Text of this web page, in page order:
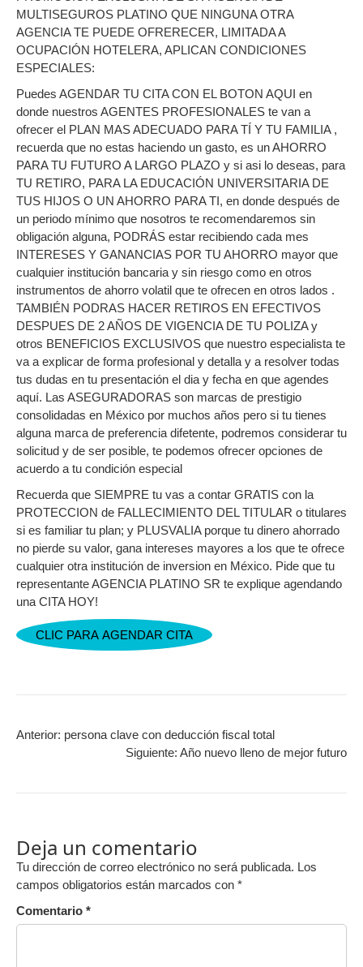
MULTISEGUROS PLATINO QUE NINGUNA OTRA
AGENCIA TE PUEDE OFRERECER, LIMITADA A
OCUPACIÓN HOTELERA, APLICAN CONDICIONES
ESPECIALES:
Puedes AGENDAR TU CITA CON EL BOTON AQUI en
donde nuestros AGENTES PROFESIONALES te van a
ofrecer el PLAN MAS ADECUADO PARA TÍ Y TU FAMILIA ,
recuerda que no estas haciendo un gasto, es un AHORRO
PARA TU FUTURO A LARGO PLAZO y si asi lo deseas, para
TU RETIRO, PARA LA EDUCACIÓN UNIVERSITARIA DE
TUS HIJOS O UN AHORRO PARA TI, en donde después de
un periodo mínimo que nosotros te recomendaremos sin
obligación alguna, PODRÁS estar recibiendo cada mes
INTERESES Y GANANCIAS POR TU AHORRO mayor que
cualquier institución bancaria y sin riesgo como en otros
instrumentos de ahorro volatil que te ofrecen en otros lados .
TAMBIÉN PODRAS HACER RETIROS EN EFECTIVOS
DESPUES DE 2 AÑOS DE VIGENCIA DE TU POLIZA y
otros BENEFICIOS EXCLUSIVOS que nuestro especialista te
va a explicar de forma profesional y detalla y a resolver todas
tus dudas en tu presentación el dia y fecha en que agendes
aquí. Las ASEGURADORAS son marcas de prestigio
consolidadas en México por muchos años pero si tu tienes
alguna marca de preferencia difetente, podremos considerar tu
solicitud y de ser posible, te podemos ofrecer opciones de
acuerdo a tu condición especial
Recuerda que SIEMPRE tu vas a contar GRATIS con la
PROTECCION de FALLECIMIENTO DEL TITULAR o titulares
si es familiar tu plan; y PLUSVALIA porque tu dinero ahorrado
no pierde su valor, gana intereses mayores a los que te ofrece
cualquier otra institución de inversion en México. Pide que tu
representante AGENCIA PLATINO SR te explique agendando
una CITA HOY!
CLIC PARA AGENDAR CITA
Anterior: persona clave con deducción fiscal total
Siguiente: Año nuevo lleno de mejor futuro
Deja un comentario
Tu dirección de correo electrónico no será publicada. Los
campos obligatorios están marcados con *
Comentario *